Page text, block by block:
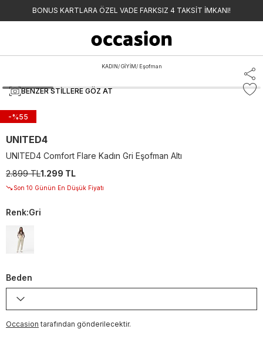
BONUS KARTLARA ÖZEL VADE FARKSIZ 4 TAKSİT İMKANI!
KADIN/ GİYİM/ Eşofman
BENZER STILLERE GÖZ AT
-%55
UNITED4
UNITED4 Comfort Flare Kadın Gri Eşofman Altı
2.899 TL1.299 TL
Son 10 Günün En Düşük Fiyatı
Renk:Gri
Beden
Occasion tarafından gönderilecektir.